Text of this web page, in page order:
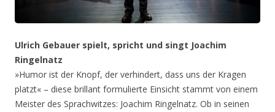
Ulrich Gebauer spielt, spricht und singt Joachim
Ringelnatz
»Humor ist der Knopf, der verhindert, dass uns der Kragen
platzt« – diese brillant formulierte Einsicht stammt von einem
Meister des Sprachwitzes: Joachim Ringelnatz. Ob in seinen